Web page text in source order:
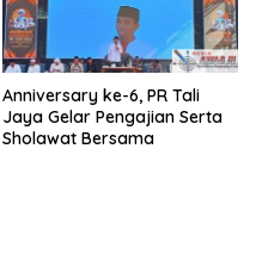
Anniversary ke-6, PR Tali
Jaya Gelar Pengajian Serta
Sholawat Bersama